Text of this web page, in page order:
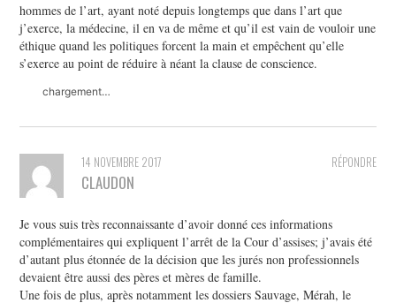
hommes de l’art, ayant noté depuis longtemps que dans l’art que
j’exerce, la médecine, il en va de même et qu’il est vain de vouloir une
éthique quand les politiques forcent la main et empêchent qu’elle
s’exerce au point de réduire à néant la clause de conscience.
chargement…
RÉPONDRE
14 NOVEMBRE 2017
CLAUDON
Je vous suis très reconnaissante d’avoir donné ces informations
complémentaires qui expliquent l’arrêt de la Cour d’assises; j’avais été
d’autant plus étonnée de la décision que les jurés non professionnels
devaient être aussi des pères et mères de famille.
Une fois de plus, après notamment les dossiers Sauvage, Mérah, le